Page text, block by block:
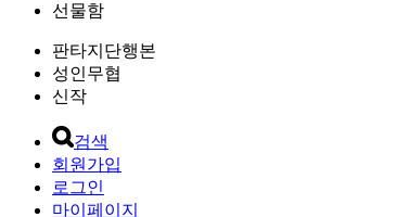
선물함
판타지단행본
성인무협
신작
검색
회원가입
로그인
마이페이지